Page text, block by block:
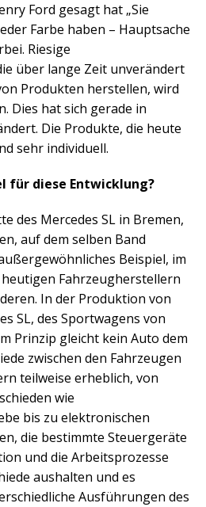
Ford gesagt hat „Sie
Farbe haben – Hauptsache
Riesige
über lange Zeit unverändert
Produkten herstellen, wird
Dies hat sich gerade in
Die Produkte, die heute
sehr individuell.
für diese Entwicklung?
des Mercedes SL in Bremen,
auf dem selben Band
Beispiel, im
Fahrzeugherstellern
In der Produktion von
SL, des Sportwagens von
Prinzip gleicht kein Auto dem
zwischen den Fahrzeugen
teilweise erheblich, von
wie
bis zu elektronischen
die bestimmte Steuergeräte
und die Arbeitsprozesse
aushalten und es
Ausführungen des